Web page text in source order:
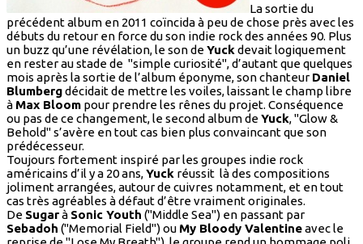
La sortie du
précédent album en 2011 coïncida à peu de chose près avec les
débuts du retour en force du son indie rock des années 90. Plus
un buzz qu’une révélation, le son deYuckdevait logiquement
en rester au stade de "simple curiosité", d’autant que quelques
mois après la sortie de l’album éponyme, son chanteurDaniel
Blumbergdécidait de mettre les voiles, laissant le champ libre
à Max Bloom pour prendre les rênes du projet. Conséquence
ou pas de ce changement, le second album deYuck, "Glow &
Behold" s’avère en tout cas bien plus convaincant que son
prédécesseur.
Toujours fortement inspiré par les groupes indie rock
américains d’il y a 20 ans,Yuck réussit là des compositions
joliment arrangées, autour de cuivres notamment, et en tout
cas très agréables à défaut d’être vraiment originales.
De Sugarà Sonic Youth ("Middle Sea") en passant par
Sebadoh ("Memorial Field") ou My Bloody Valentineavec le